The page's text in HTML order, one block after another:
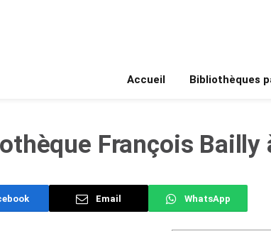
Accueil Bibliothèques
François Bailly
Email WhatsApp